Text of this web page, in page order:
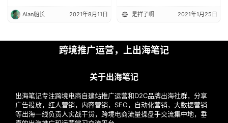
Alan船长 2021年8月11日 是祥子啊 2021年1月25日
跨境推广运营，上出海笔记
关于出海笔记
出海笔记专注跨境电商自建站推广运营和D2C品牌出海社群，分享
广告投放，红人营销，内容营销，SEO，自动化营销，大数据营销
等出海一线负责人实战干货，跨境电商流量操盘手交流集中地，垂